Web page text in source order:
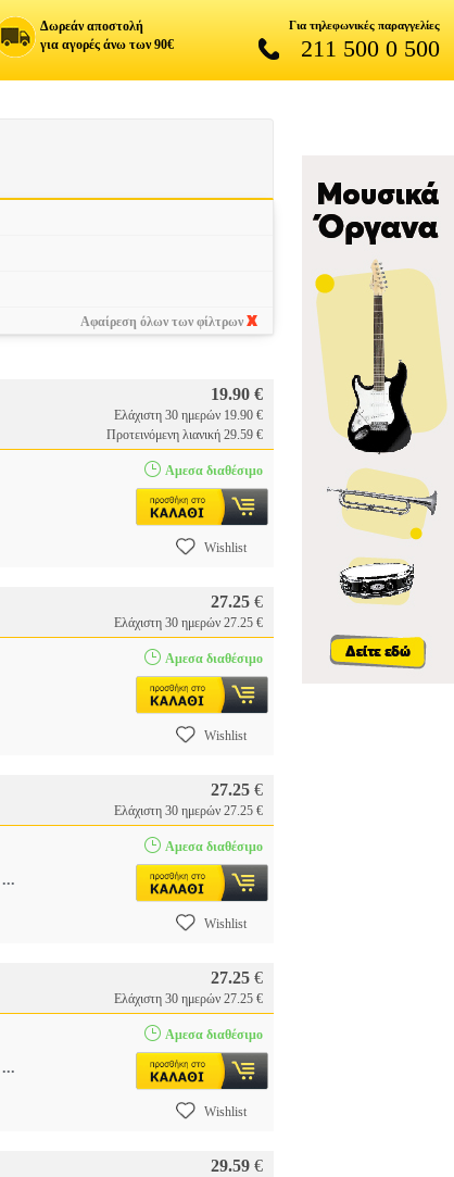
Δωρεάν αποστολή
για αγορές άνω των 90€
Για τηλεφωνικές παραγγελίες
211 500 0 500
Αφαίρεση όλων των φίλτρων
19.90 €
Ελάχιστη 30 ημερών 19.90 €
Προτεινόμενη λιανική 29.59 €
Αμεσα διαθέσιμο
Wishlist
27.25 €
Ελάχιστη 30 ημερών 27.25 €
Αμεσα διαθέσιμο
Wishlist
27.25 €
Ελάχιστη 30 ημερών 27.25 €
...
Αμεσα διαθέσιμο
Wishlist
27.25 €
Ελάχιστη 30 ημερών 27.25 €
...
Αμεσα διαθέσιμο
Wishlist
29.59 €